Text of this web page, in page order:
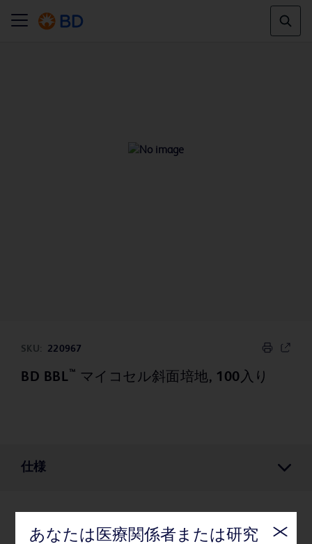
SKU: 220967
BD BBL™ マイコセル斜面培地, 100入り
仕様
仕様
あなたは医療関係者または研究